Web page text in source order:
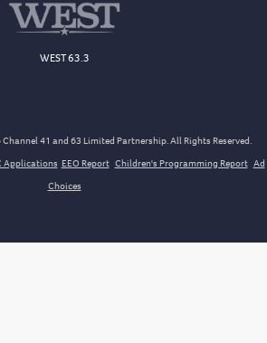
WEST 63.3
41 and 63 Limited Partnership. All Rights Reserved.
Applications EEO Report Children's Programming Report Ad
Choices